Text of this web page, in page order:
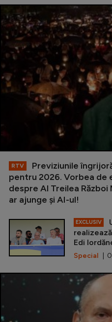
RTV
Previziunile
pentru 2026. Vorbea de
despre Al Treilea
ar ajunge și AI-ul!
EXCLUSIV
Edi
Special |